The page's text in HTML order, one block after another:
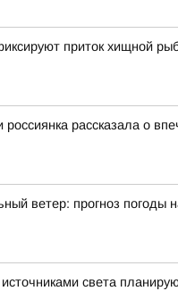
приток хищной
рассказала о
ветер: прогноз погоды
света